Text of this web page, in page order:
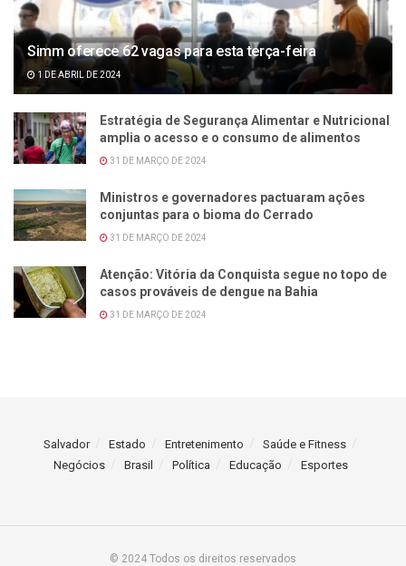
Simm oferece 62 vagas para esta terça-feira
1 DE ABRIL DE 2024
Estratégia de Segurança Alimentar e Nutricional
amplia o acesso e o consumo de alimentos
31 DE MARÇO DE 2024
Ministros e governadores pactuaram ações
conjuntas para o bioma do Cerrado
31 DE MARÇO DE 2024
Atenção: Vitória da Conquista segue no topo de
casos prováveis de dengue na Bahia
31 DE MARÇO DE 2024
Salvador Estado Entretenimento
Saúde e Fitness
Negócios
Brasil Política Educação Esportes
© 2024 Todos os direitos reservados